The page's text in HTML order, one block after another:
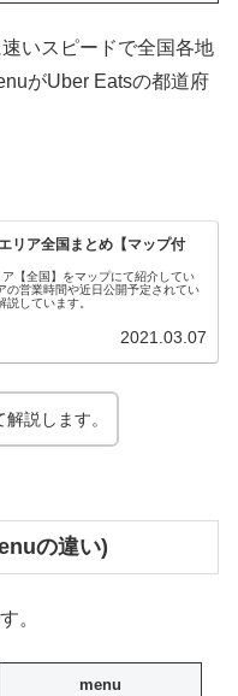
いスピードで全国各地
がUber Eatsの都道府
リア全国まとめ【マップ付
【全国】をマップにて紹介してい
の営業時間や近日公開予定されてい
説しています。
2021.03.07
説します。
の違い)
。
menu